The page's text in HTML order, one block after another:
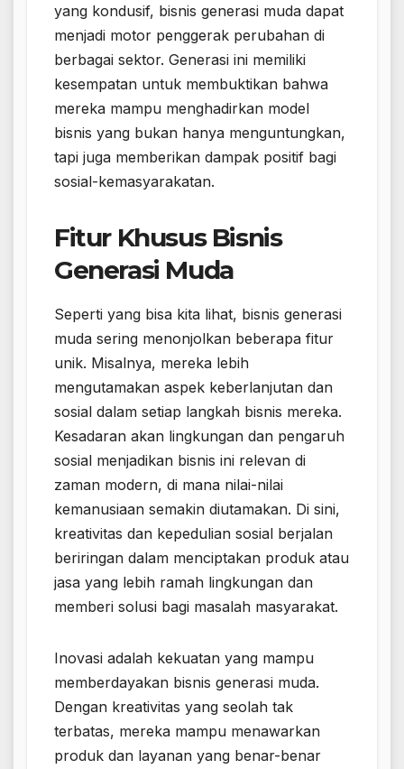
yang kondusif, bisnis generasi muda dapat
menjadi motor penggerak perubahan di
berbagai sektor. Generasi ini memiliki
kesempatan untuk membuktikan bahwa
mereka mampu menghadirkan model
bisnis yang bukan hanya menguntungkan,
tapi juga memberikan dampak positif bagi
sosial-kemasyarakatan.
Fitur Khusus Bisnis
Generasi Muda
Seperti yang bisa kita lihat, bisnis generasi
muda sering menonjolkan beberapa fitur
unik. Misalnya, mereka lebih
mengutamakan aspek keberlanjutan dan
sosial dalam setiap langkah bisnis mereka.
Kesadaran akan lingkungan dan pengaruh
sosial menjadikan bisnis ini relevan di
zaman modern, di mana nilai-nilai
kemanusiaan semakin diutamakan. Di sini,
kreativitas dan kepedulian sosial berjalan
beriringan dalam menciptakan produk atau
jasa yang lebih ramah lingkungan dan
memberi solusi bagi masalah masyarakat.
Inovasi adalah kekuatan yang mampu
memberdayakan bisnis generasi muda.
Dengan kreativitas yang seolah tak
terbatas, mereka mampu menawarkan
produk dan layanan yang benar-benar